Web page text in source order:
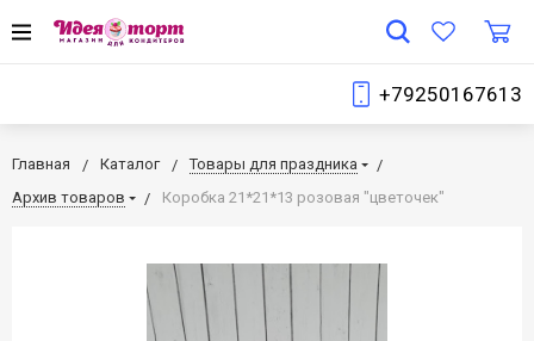
+79250167613
Главная Каталог
Товары для праздника
Архив товаров
Коробка 21*21*13 розовая "цветочек"